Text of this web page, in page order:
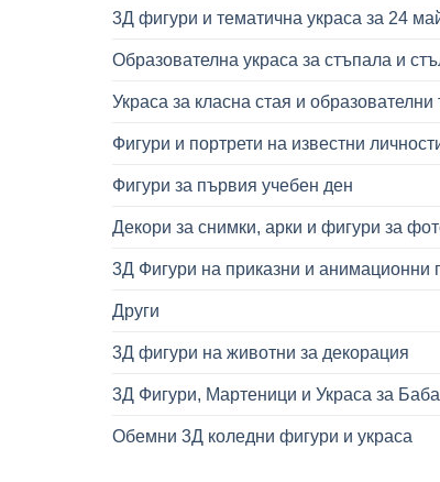
3Д фигури и тематична украса за 24
Образователна украса за стъпала и
Украса за класна стая и образователни
Фигури и портрети на известни
Фигури за първия учебен ден
Декори за снимки, арки и фигури за
3Д Фигури на приказни и анимационни
Други
3Д фигури на животни за декорация
3Д Фигури, Мартеници и Украса за
Обемни 3Д коледни фигури и украса